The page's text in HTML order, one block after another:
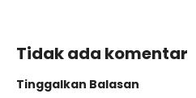
Tidak ada komentar
Tinggalkan Balasan